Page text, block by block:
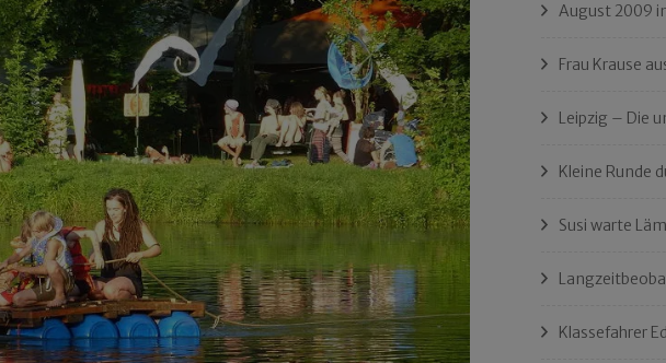
August 2009
Frau Krause
Leipzig – Die
Kleine Runde
Susi warte
Klassefahrer